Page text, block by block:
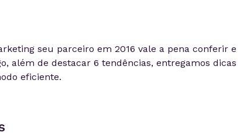
seu parceiro em 2016 vale a pena conferir e
além de destacar 6 tendências, entregamos dicas
eficiente.